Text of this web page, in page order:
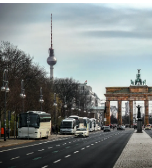
全球合规聘用合同工
合同工管理
全球合同工入职与管理
PEO
外包复杂雇佣任务
基础设施
Remote Embedded
将人力资源无缝融入工作流程
Remote 无惧对比
了解我们的竞争优势
成长阶段
初创企业
为成长型企业量身打造的全球敏
中型市场
通过定制化人力资源解决方案扩
员工成本计算器
计算任何国家的员工总成本
合同工薪酬结算计算器
探索全球合同工的结算货币选项与
通过 REMOTE 学习
研究与指引
案例研究
中文（简体）
English
Nederlands
Français
Deutsch
Español